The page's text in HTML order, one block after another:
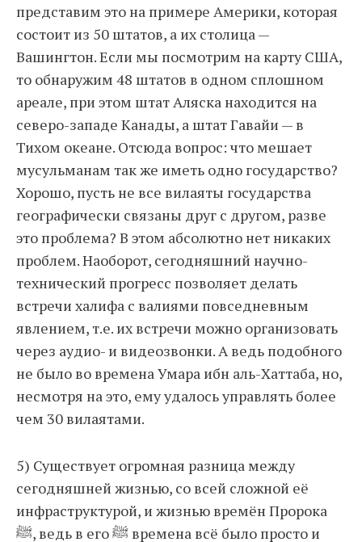
представим это на примере Америки, которая
состоит из 50 штатов, а их столица —
Вашингтон. Если мы посмотрим на карту США,
то обнаружим 48 штатов в одном сплошном
ареале, при этом штат Аляска находится на
северо-западе Канады, а штат Гавайи — в
Тихом океане. Отсюда вопрос: что мешает
мусульманам так же иметь одно государство?
Хорошо, пусть не все вилаяты государства
географически связаны друг с другом, разве
это проблема? В этом абсолютно нет никаких
проблем. Наоборот, сегодняшний научно-
технический прогресс позволяет делать
встречи халифа с валиями повседневным
явлением, т.е. их встречи можно организовать
через аудио- и видеозвонки. А ведь подобного
не было во времена Умара ибн аль-Хаттаба, но,
несмотря на это, ему удалось управлять более
чем 30 вилаятами.
5) Существует огромная разница между
сегодняшней жизнью, со всей сложной её
инфраструктурой, и жизнью времён Пророка
ﷺ, ведь в его ﷺ времена всё было просто и